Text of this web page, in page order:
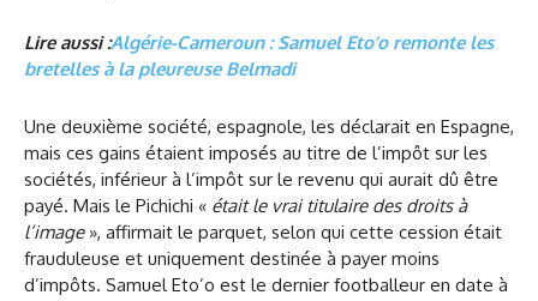
Lire aussi :Algérie-Cameroun : Samuel Eto’o remonte les
bretelles à la pleureuse Belmadi
Une deuxième société, espagnole, les déclarait en Espagne,
mais ces gains étaient imposés au titre de l’impôt sur les
sociétés, inférieur à l’impôt sur le revenu qui aurait dû être
payé. Mais le Pichichi « était le vrai titulaire des droits à
l’image», affirmait le parquet, selon qui cette cession était
frauduleuse et uniquement destinée à payer moins
d’impôts. Samuel Eto’o est le dernier footballeur en date à